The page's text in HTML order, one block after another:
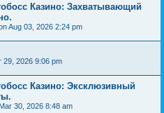
Казино: Захватывающий
Aug 03, 2026 2:24 pm
29, 2026 9:06 pm
Казино: Эксклюзивный
30, 2026 8:48 am